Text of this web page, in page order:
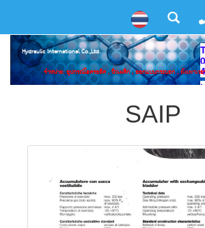
Hydraulic International Co.,Ltd.
จำหน่าย: อุปกรณ์ไฮดรอลิค , นิวเมติก , ออกแบบกระบอก , ถังเพาเว
SAIP